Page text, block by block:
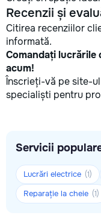
Recenzii și
Citirea recenziilor
informată.
Comandați lucrările
acum!
Înscrieți-vă pe site-
specialiști pentru
Servicii
Lucrări electrice (1)
Reparație la cheie (1)